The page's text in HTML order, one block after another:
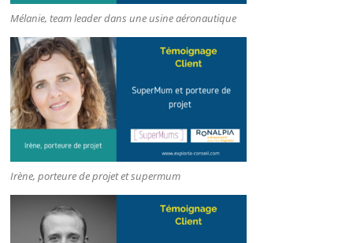
Mélanie, team leader dans une usine aéronautique
Irène, porteure de projet et supermum